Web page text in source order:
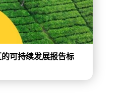
可持续发展报告标